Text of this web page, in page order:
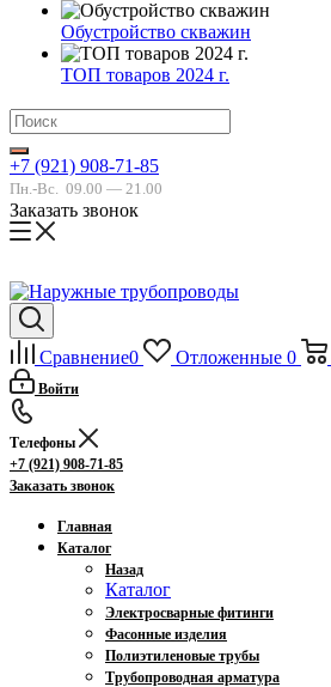
Обустройство скважин
ТОП товаров 2024 г.
+7 (921) 908-71-85
Пн.-Вс. 09.00 — 21.00
Заказать звонок
Сравнение0 Отложенные 0
Войти
Телефоны
+7 (921) 908-71-85
Заказать звонок
Главная
Каталог
Назад
Каталог
Электросварные фитинги
Фасонные изделия
Полиэтиленовые трубы
Трубопроводная арматура